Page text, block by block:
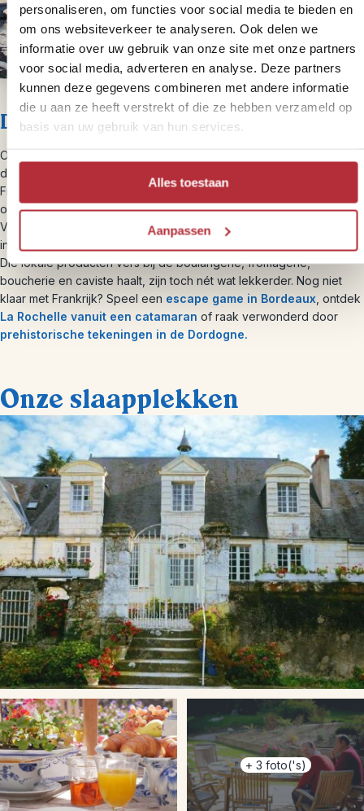
personaliseren, om functies voor social media te bieden en
om ons websiteverkeer te analyseren. Ook delen we
informatie over uw gebruik van onze site met onze partners
voor social media, adverteren en analyse. Deze partners
kunnen deze gegevens combineren met andere informatie
die u aan ze heeft verstrekt of die ze hebben verzameld op
basis van uw gebruik van hun services.
Alles toestaan
Aanpassen
Dag 4 – Vertrek Loire
Of het nu het begin of het einde van je rondreis door Frankrijk is,
de afstand die je vandaag gaat rijden ligt tussen de 4 uur binnen
Frankrijk en 8 uur naar Utrecht. Geniet dus rustig van je lokale
ontbijt en het kaasje die je gisteren hebt gekocht op de markt.
Vergeet aan het einde van de reis niet nog meer lokale producten
in te slaan waarmee je je vrienden en familie thuis kunt verwennen.
Die lokale producten vers bij de boulangerie, fromagerie,
boucherie en caviste haalt, zijn toch nét wat lekkerder. Nog niet
klaar met Frankrijk? Speel een escape game in Bordeaux , ontdek
La Rochelle vanuit een catamaran of raak verwonderd door
prehistorische tekeningen in de Dordogne.
Onze slaapplekken
+ 3 foto('s)